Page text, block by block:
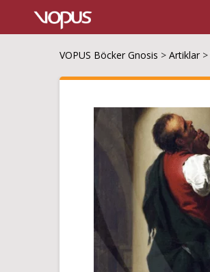
VOPUS Böcker Gnosis > Artiklar >